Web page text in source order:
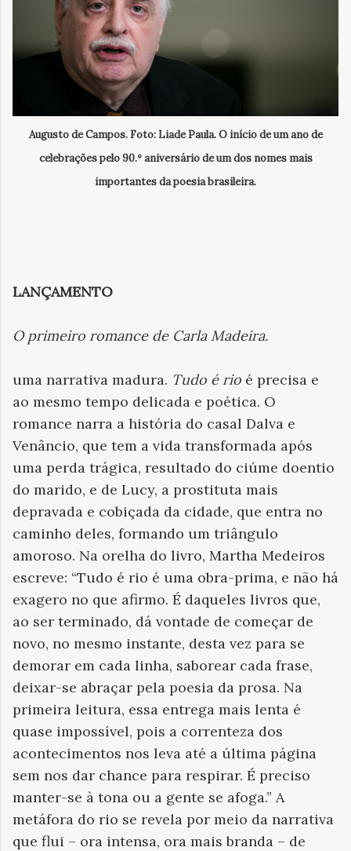
Augusto de Campos. Foto: Liade Paula. O início de um ano de
celebrações pelo 90.º aniversário de um dos nomes mais
importantes da poesia brasileira.
LANÇAMENTO
O primeiro romance de Carla Madeira.
uma narrativa madura. Tudo é rio é precisa e
ao mesmo tempo delicada e poética. O
romance narra a história do casal Dalva e
Venâncio, que tem a vida transformada após
uma perda trágica, resultado do ciúme doentio
do marido, e de Lucy, a prostituta mais
depravada e cobiçada da cidade, que entra no
caminho deles, formando um triângulo
amoroso. Na orelha do livro, Martha Medeiros
escreve: “Tudo é rio é uma obra-prima, e não há
exagero no que afirmo. É daqueles livros que,
ao ser terminado, dá vontade de começar de
novo, no mesmo instante, desta vez para se
demorar em cada linha, saborear cada frase,
deixar-se abraçar pela poesia da prosa. Na
primeira leitura, essa entrega mais lenta é
quase impossível, pois a correnteza dos
acontecimentos nos leva até a última página
sem nos dar chance para respirar. É preciso
manter-se à tona ou a gente se afoga.” A
metáfora do rio se revela por meio da narrativa
que flui – ora intensa, ora mais branda – de